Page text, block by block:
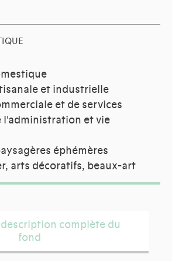
et industrielle
et de services
l'administration et vie
éphémères
arts décoratifs, beaux-art
complète du
fond